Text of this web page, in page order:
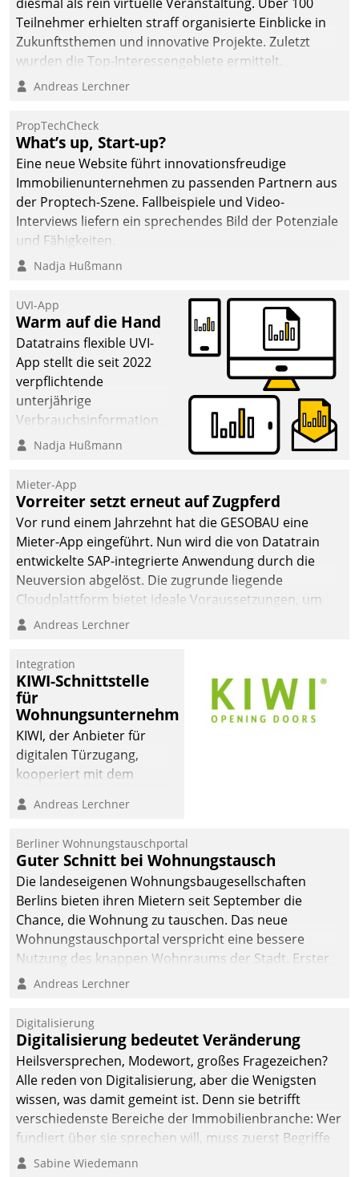
Teilnehmer erhielten straff organisierte Einblicke in
Zukunftsthemen und innovative Projekte. Zuletzt
wurden die Top-Interessengebiete ermittelt.
Andreas Lerchner
PropTechCheck
What’s up, Start-up?
Eine neue Website führt innovationsfreudige
Immobilienunternehmen zu passenden Partnern aus
der Proptech-Szene. Fallbeispiele und Video-
Interviews liefern ein sprechendes Bild der Potenziale
und Fähigkeiten.
Nadja Hußmann
UVI-App
Warm auf die Hand
Datatrains flexible UVI-
App stellt die seit 2022
verpflichtende
unterjährige
Verbrauchsinformation
schnell, zuverlässig und
Die monatlichen
Mitteilungen zum
Heizungs- und
Wasserverbrauch gehen
automatisiert, vollständig
und auf Wunsch über
mehrere zuvor
Kommunikationswege bei
Nadja Hußmann
Mieter-App
Vorreiter setzt erneut auf Zugpferd
Vor rund einem Jahrzehnt hat die GESOBAU eine
Mieter-App eingeführt. Nun wird die von Datatrain
entwickelte SAP-integrierte Anwendung durch die
Neuversion abgelöst. Die zugrunde liegende
Cloudplattform bietet ideale Voraussetzungen, um
die Funktionalität der App zu erweitern und weitere
integrieren.
Andreas Lerchner
Integration
KIWI-Schnittstelle
für
Wohnungsunternehmen
KIWI, der Anbieter für
digitalen Türzugang,
kooperiert mit dem
Softwareentwicklungshaus
Andreas Lerchner
Berliner Wohnungstauschportal
Guter Schnitt bei Wohnungstausch
Die landeseigenen Wohnungsbaugesellschaften
Berlins bieten ihren Mietern seit September die
Chance, die Wohnung zu tauschen. Das neue
Wohnungstauschportal verspricht eine bessere
Nutzung des knappen Wohnraums der Stadt. Erster
Anwendungsfall für Datatrains Lösung API-Hub mit
Unternehmen.
Andreas Lerchner
Digitalisierung
Digitalisierung bedeutet Veränderung
Heilsversprechen, Modewort, großes Fragezeichen?
Alle reden von Digitalisierung, aber die Wenigsten
wissen, was damit gemeint ist. Denn sie betrifft
verschiedenste Bereiche der Immobilienbranche: Wer
fundiert über sie sprechen will, muss zuerst Begriffe
klären. Ein Aspekt ist die betriebliche Optimierung:
Sabine Wiedemann